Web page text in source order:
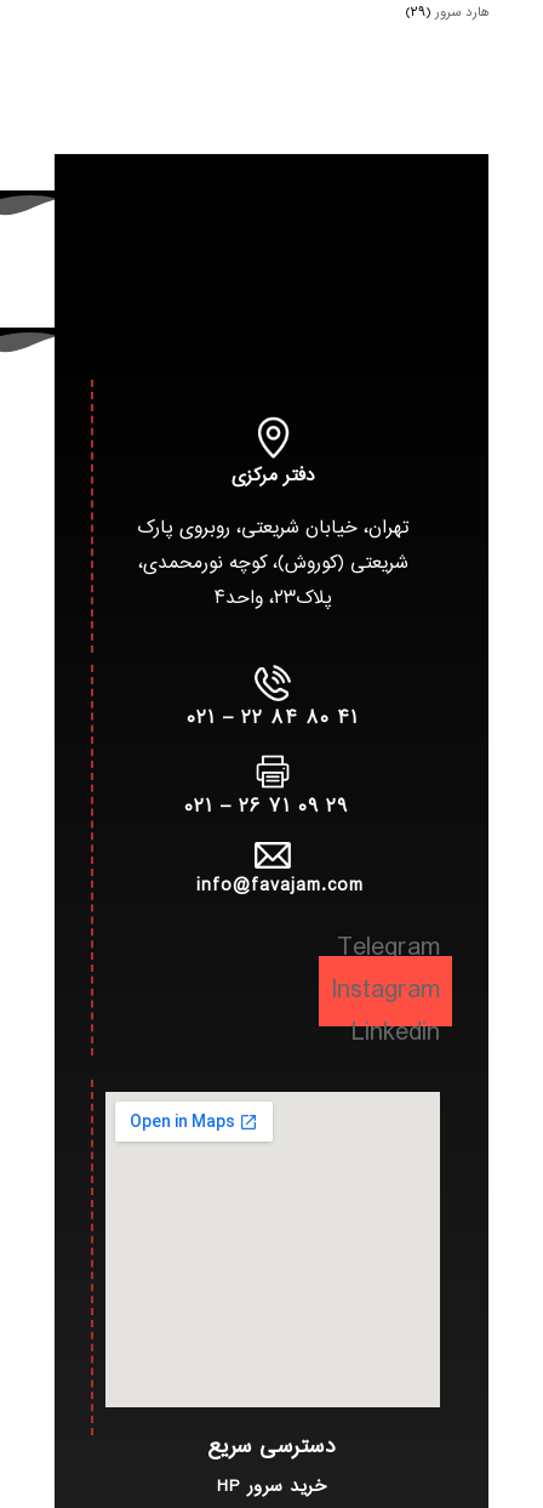
هارد سرور(۲۹)
دفتر مرکزی
تهران، خیابان شریعتی، روبروی پارک
شریعتی (کوروش)، کوچه نورمحمدی،
پلاک۲۳، واحد۴
۴۱ ۸۰ ۸۴ ۲۲ – ۰۲۱
۲۹ ۰۹ ۷۱ ۲۶ – ۰۲۱
info@favajam.com
Telegram
Instagram
Linkedin
دسترسی سریع
خرید سرور HP